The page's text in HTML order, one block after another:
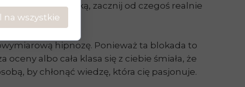
się z nauką, zacznij od czegoś realnie
hipnozę. Ponieważ ta blokada to
albo cała klasa się z ciebie śmiała, że
by chłonąć wiedzę, która cię pasjonuje.
na wszystkie